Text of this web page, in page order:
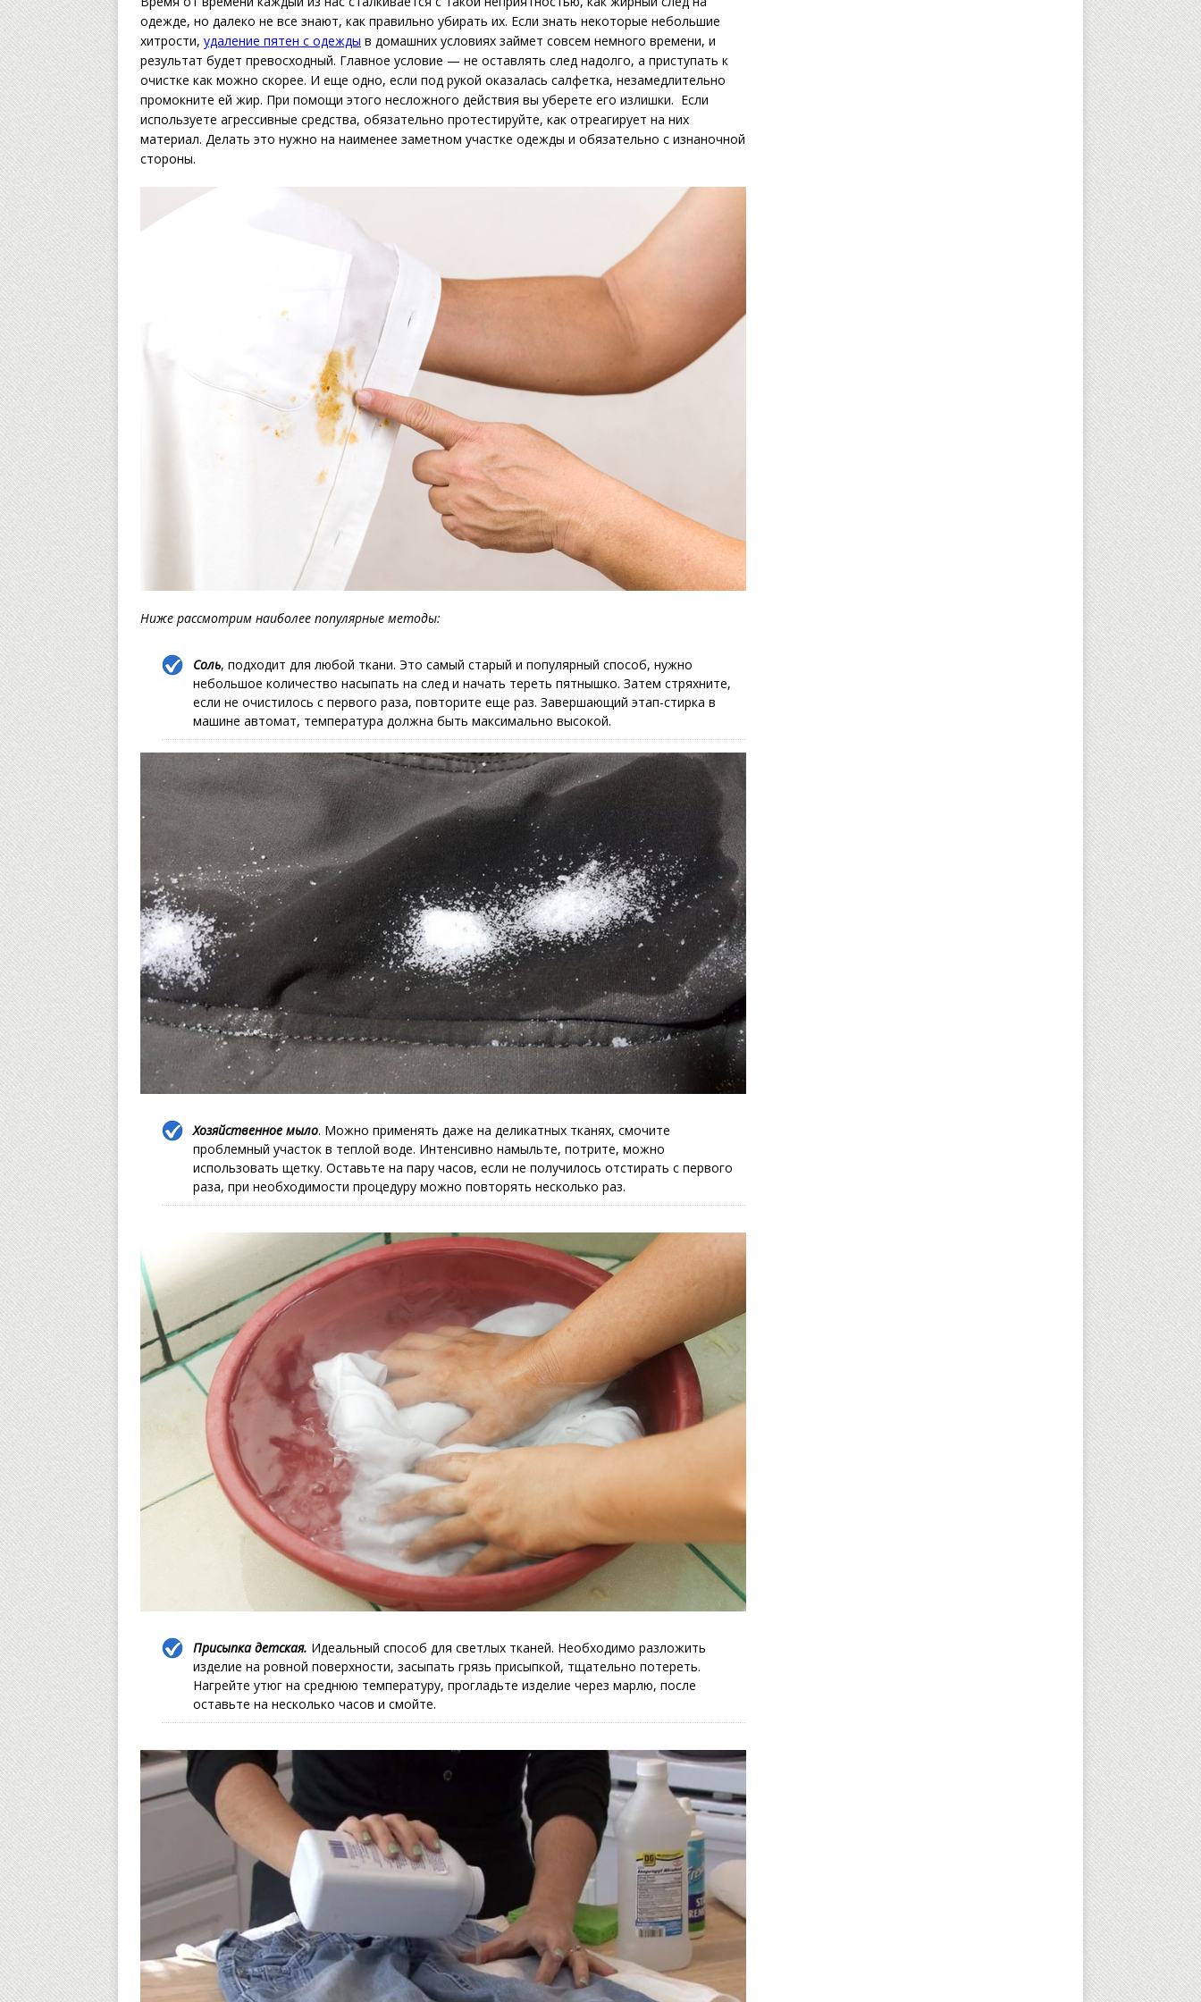
одежде, но далеко не все знают, как правильно убирать их. Если знать некоторые небольшие
хитрости, удаление пятен с одежды в домашних условиях займет совсем немного времени, и
результат будет превосходный. Главное условие — не оставлять след надолго, а приступать к
очистке как можно скорее. И еще одно, если под рукой оказалась салфетка, незамедлительно
промокните ей жир. При помощи этого несложного действия вы уберете его излишки. Если
используете агрессивные средства, обязательно протестируйте, как отреагирует на них
материал. Делать это нужно на наименее заметном участке одежды и обязательно с изнаночной
стороны.
Ниже рассмотрим наиболее популярные методы:
Соль, подходит для любой ткани. Это самый старый и популярный способ, нужно
небольшое количество насыпать на след и начать тереть пятнышко. Затем стряхните,
если не очистилось с первого раза, повторите еще раз. Завершающий этап-стирка в
машине автомат, температура должна быть максимально высокой.
Хозяйственное мыло. Можно применять даже на деликатных тканях, смочите
проблемный участок в теплой воде. Интенсивно намыльте, потрите, можно
использовать щетку. Оставьте на пару часов, если не получилось отстирать с первого
раза, при необходимости процедуру можно повторять несколько раз.
Присыпка детская. Идеальный способ для светлых тканей. Необходимо разложить
изделие на ровной поверхности, засыпать грязь присыпкой, тщательно потереть.
Нагрейте утюг на среднюю температуру, прогладьте изделие через марлю, после
оставьте на несколько часов и смойте.